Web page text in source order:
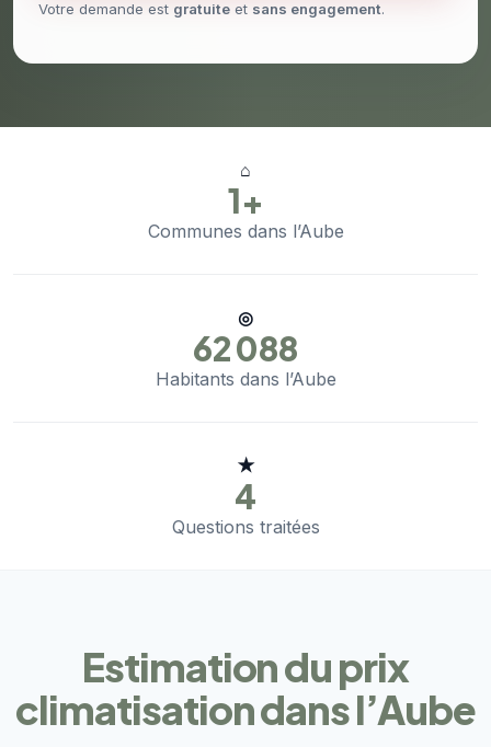
Votre demande est gratuite et sans engagement.
⌂
1+
Communes dans l’Aube
◎
62 088
Habitants dans l’Aube
★
4
Questions traitées
Estimation du prix
climatisation dans l’Aube